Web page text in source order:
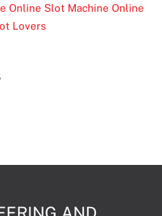
Online Slot Machine Online
Lovers